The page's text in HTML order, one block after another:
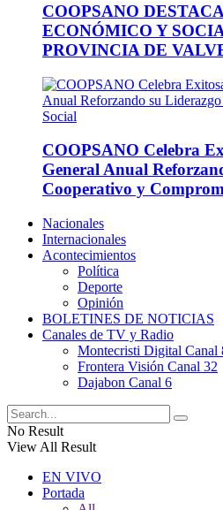
COOPSANO
ECONÓMICO Y
PROVINCIA DE
COOPSANO Celebra
General Anual
Cooperativo y
Nacionales
Internacionales
Acontecimientos
Política
Deporte
Opinión
BOLETINES DE NOTICIAS
Canales de TV y Radio
Montecristi Digital Canal
Frontera Visión Canal 32
Dajabon Canal 6
No Result
View All Result
EN VIVO
Portada